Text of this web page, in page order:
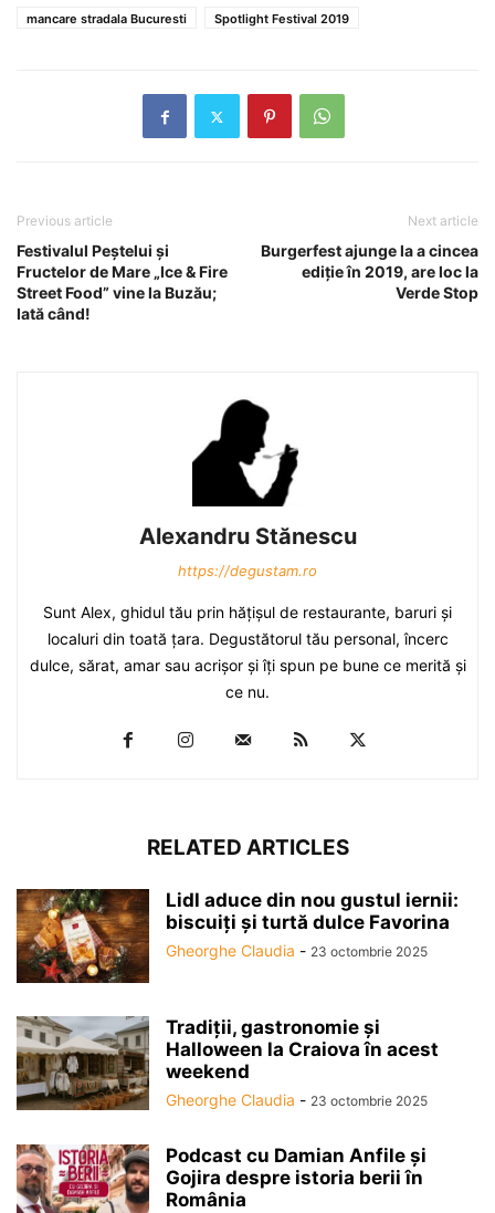
mancare stradala Bucuresti Spotlight Festival 2019
Previous article
Festivalul Peştelui şi
Fructelor de Mare „Ice & Fire
Street Food” vine la Buzău;
Iată când!
Next article
Burgerfest ajunge la a cincea
ediţie în 2019, are loc la
Verde Stop
Alexandru Stănescu
https://degustam.ro
Sunt Alex, ghidul tău prin hăţişul de restaurante, baruri şi
localuri din toată ţara. Degustătorul tău personal, încerc
dulce, sărat, amar sau acrişor şi îţi spun pe bune ce merită şi
ce nu.
RELATED ARTICLES
Lidl aduce din nou gustul iernii:
biscuiți și turtă dulce Favorina
Gheorghe Claudia - 23 octombrie 2025
Tradiții, gastronomie și
Halloween la Craiova în acest
weekend
Gheorghe Claudia - 23 octombrie 2025
Podcast cu Damian Anfile și
Gojira despre istoria berii în
România